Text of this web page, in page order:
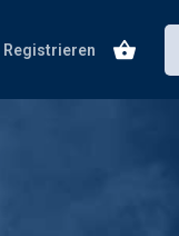
Registrieren